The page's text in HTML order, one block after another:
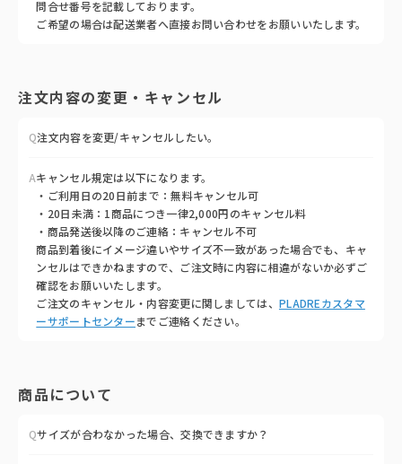
問合せ番号を記載しております。
ご希望の場合は配送業者へ直接お問い合わせをお願いいたします。
注文内容の変更・キャンセル
Q注文内容を変更/キャンセルしたい。
Aキャンセル規定は以下になります。
・ご利用日の20日前まで：無料キャンセル可
・20日未満：1商品につき一律2,000円のキャンセル料
・商品発送後以降のご連絡：キャンセル不可
商品到着後にイメージ違いやサイズ不一致があった場合でも、キャ
ンセルはできかねますので、ご注文時に内容に相違がないか必ずご
確認をお願いいたします。
ご注文のキャンセル・内容変更に関しましては、 PLADREカスタマ
ーサポートセンターまでご連絡ください。
商品について
Qサイズが合わなかった場合、交換できますか？